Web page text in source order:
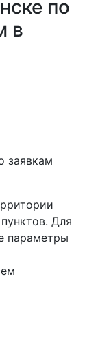
по
в
заявкам
Для
параметры